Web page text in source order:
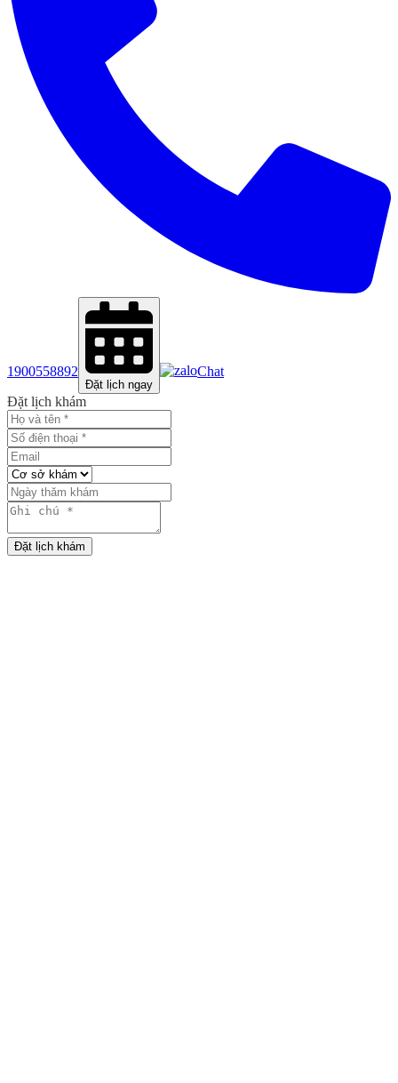
1900558892
Đặt lịch ngay
Chat
Đặt lịch khám
Đặt lịch khám